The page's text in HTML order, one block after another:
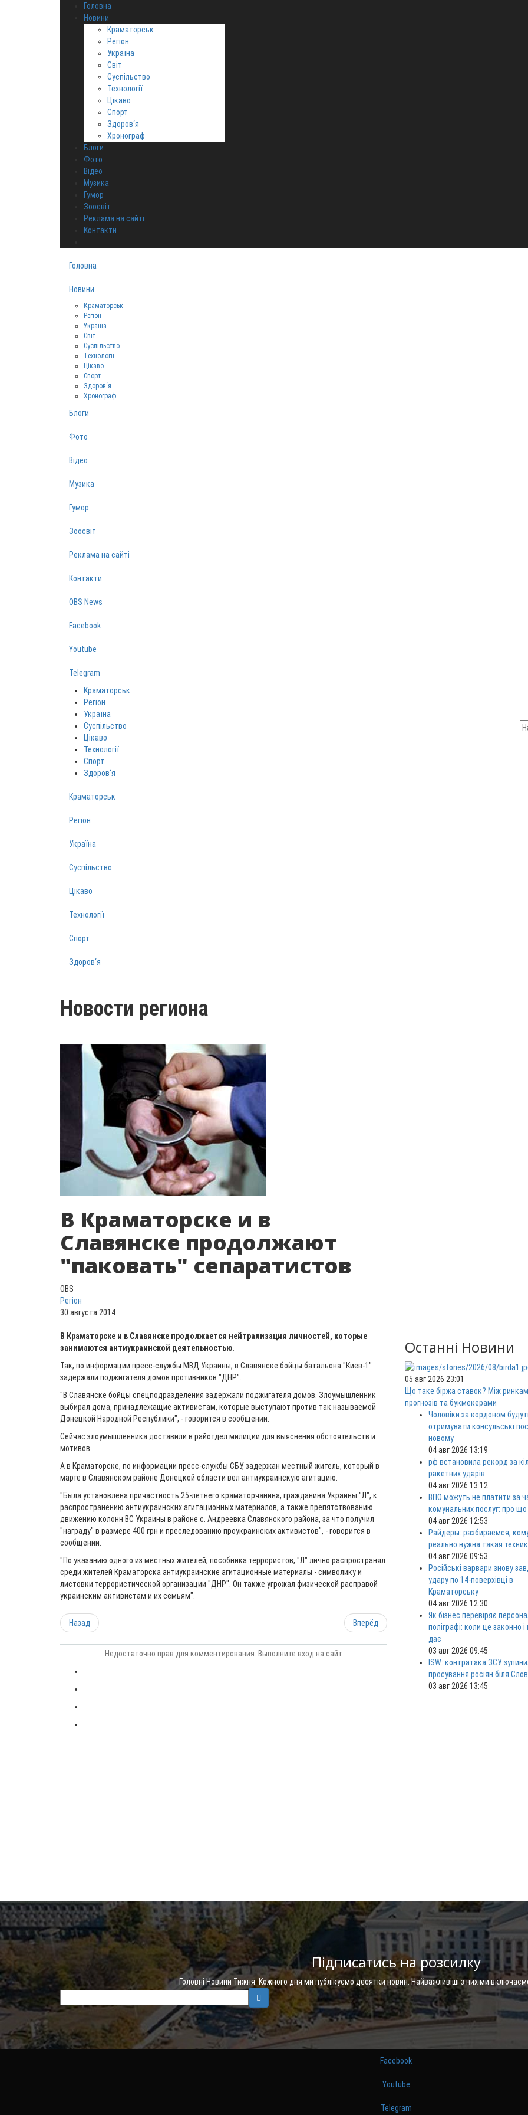
Головна
Новини
Краматорськ
Регіон
Україна
Світ
Суспільство
Технології
Цікаво
Спорт
Здоров‘я
Хронограф
Блоги
Фото
Відео
Музика
Гумор
Зоосвіт
Реклама на сайті
Контакти
Головна
Новини
Краматорськ
Регіон
Україна
Світ
Суспільство
Технології
Цікаво
Спорт
Здоров‘я
Хронограф
Блоги
Фото
Відео
Музика
Гумор
Зоосвіт
Реклама на сайті
Контакти
OBS News
Facebook
Youtube
Telegram
Краматорськ
Регіон
Україна
Суспільство
Цікаво
Технології
Спорт
Здоров‘я
Краматорськ
Регіон
Україна
Суспільство
Цікаво
Технології
Спорт
Здоров‘я
Новости региона
В Краматорске и в
Славянске продолжают
"паковать" сепаратистов
OBS
Регіон
30 августа 2014
В Краматорске и в Славянске продолжается нейтрализация личностей, которые
занимаются антиукраинской деятельностью.
Так, по информации пресс-службы МВД Украины, в Славянске бойцы батальона "Киев-1"
задержали поджигателя домов противников "ДНР".
"В Славянске бойцы спецподразделения задержали поджигателя домов. Злоумышленник
выбирал дома, принадлежащие активистам, которые выступают против так называемой
Донецкой Народной Республики", - говорится в сообщении.
Сейчас злоумышленника доставили в райотдел милиции для выяснения обстоятельств и
мотивов.
А в Краматорске, по информации пресс-службы СБУ,задержан местный житель, который в
марте в Славянском районе Донецкой области вел антиукраинскую агитацию.
"Была установлена причастность 25-летнего краматорчанина, гражданина Украины "Л", к
распространению антиукраинских агитационных материалов, а также препятствованию
движению колонн ВС Украины в районе с. Андреевка Славянского района, за что получил
"награду" в размере 400 грн и преследованию проукраинских активистов", - говорится в
сообщении.
"По указанию одного из местных жителей, пособника террористов, "Л" лично распространял
среди жителей Краматорска антиукраинские агитационные материалы - символику и
листовки террористической организации "ДНР". Он также угрожал физической расправой
украинским активистам и их семьям".
Назад Вперёд
Недостаточно прав для комментирования. Выполните вход на сайт
Останні Новини
05 авг 2026 23:01
Що таке біржа ставок? Між
прогнозів та букмекерами
Чоловіки за кордоном
отримувати консульські
новому
04 авг 2026 13:19
рф встановила рекорд за
ракетних ударів
04 авг 2026 13:12
ВПО можуть не платити за
комунальних послуг: про
04 авг 2026 12:53
Райдеры: разбираемся,
реально нужна такая
04 авг 2026 09:53
Російські варвари знову
удару по 14-поверхівці в
Краматорську
04 авг 2026 12:30
Як бізнес перевіряє
поліграфі: коли це законно
дає
03 авг 2026 09:45
ISW: контратака ЗСУ
просування росіян біля
03 авг 2026 13:45
Підписатись на розсилку
Головні Новини Тижня. Кожного дня ми публікуємо десятки новин. Найважливіші з них ми
Facebook
Youtube
Telegram